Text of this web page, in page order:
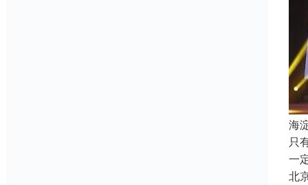
海
只
一
北